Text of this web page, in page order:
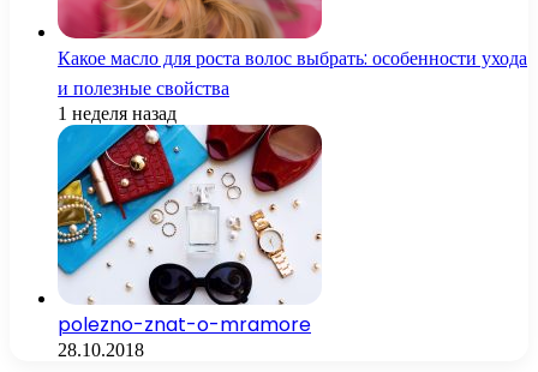
Какое масло для роста волос выбрать: особенности ухода
и полезные свойства
1 неделя назад
polezno-znat-o-mramore
28.10.2018